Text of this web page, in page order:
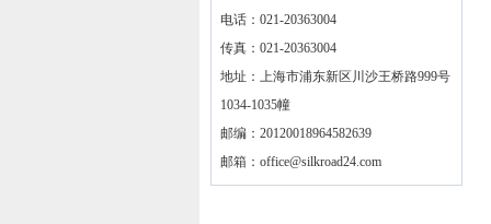
电话：021-20363004
传真：021-20363004
地址：上海市浦东新区川沙王桥路999号
1034-1035幢
邮编：20120018964582639
邮箱： office@silkroad24.com